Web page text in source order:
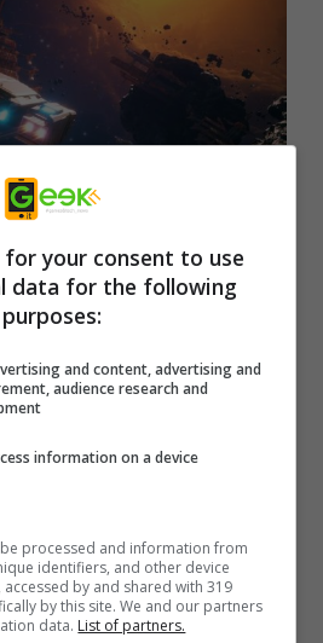
di EVERSPACE 2
natalizie, il team di
ha deciso di inviare le
per la closed beta a tutti i
che si sono
Digital Copy,Please
annunciata insieme a
alla classe di combattenti
dei piani per il
di creazione.
your consent to use
data for the following
purposes:
and content, advertising and
audience research and
information on a device
processed and information from
identifiers, and other device
by and shared with 319
by this site. We and our partners
data. List of partners.